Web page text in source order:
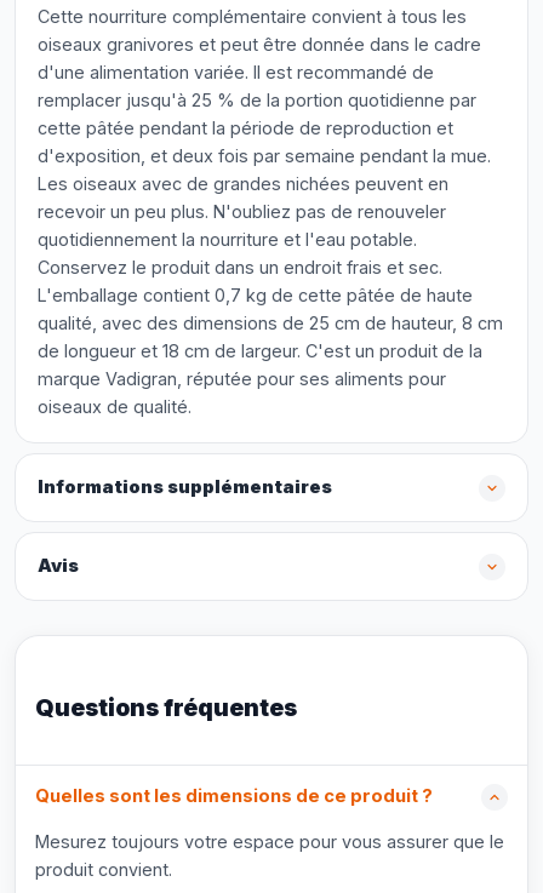
Cette nourriture complémentaire convient à tous les
oiseaux granivores et peut être donnée dans le cadre
d'une alimentation variée. Il est recommandé de
remplacer jusqu'à 25 % de la portion quotidienne par
cette pâtée pendant la période de reproduction et
d'exposition, et deux fois par semaine pendant la mue.
Les oiseaux avec de grandes nichées peuvent en
recevoir un peu plus. N'oubliez pas de renouveler
quotidiennement la nourriture et l'eau potable.
Conservez le produit dans un endroit frais et sec.
L'emballage contient 0,7 kg de cette pâtée de haute
qualité, avec des dimensions de 25 cm de hauteur, 8 cm
de longueur et 18 cm de largeur. C'est un produit de la
marque Vadigran, réputée pour ses aliments pour
oiseaux de qualité.
Informations supplémentaires
Avis
Questions fréquentes
Quelles sont les dimensions de ce produit ?
Mesurez toujours votre espace pour vous assurer que le
produit convient.